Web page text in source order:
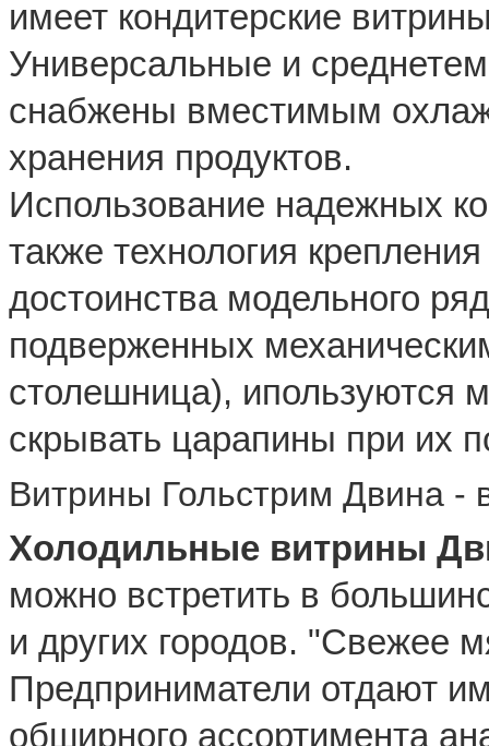
имеет кондитерские
Универсальные и
снабжены вместимым
хранения продуктов.
Использование надежных
также технология
достоинства модельного
подверженных
столешница), ипользуются
скрывать царапины при их
Витрины Гольстрим Двина -
Холодильные витрины
можно встретить в
и других городов. "Свежее
Предприниматели отдают
обширного ассортимента